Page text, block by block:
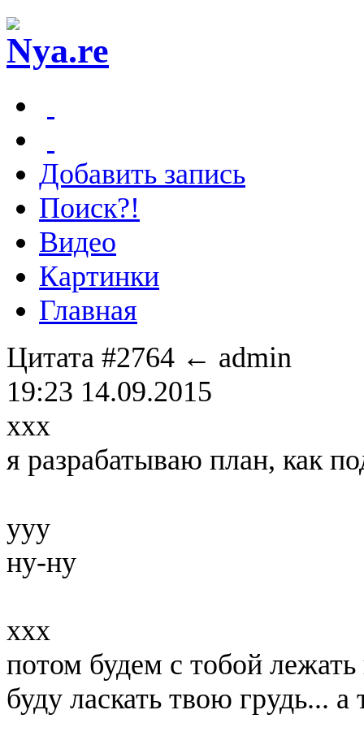
Добавить запись
Поиск?!
Видео
Картинки
Главная
Цитата #2764 ← admin
19:23 14.09.2015
xxx
я разрабатываю план, как
yyy
ну-ну
xxx
потом будем с тобой
буду ласкать твою грудь...